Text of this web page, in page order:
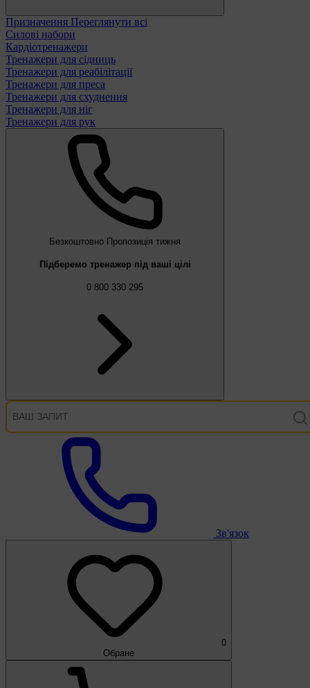
Призначення Переглянути всі
Силові набори
Кардіотренажери
Тренажери для сідниць
Тренажери для реабілітації
Тренажери для преса
Тренажери для схуднення
Тренажери для ніг
Тренажери для рук
Безкоштовно Пропозиція тижня
Підберемо тренажер під ваші цілі
0 800 330 295
Зв'язок
0
Обране